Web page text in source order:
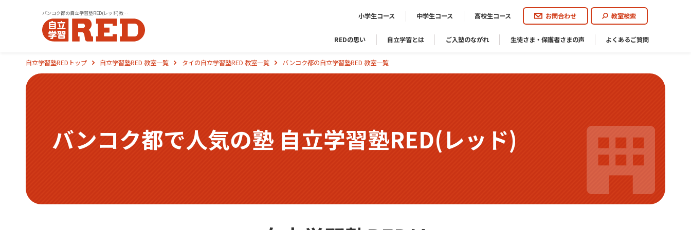
バンコク都の自立学習塾RED(レッド)教室一覧｜小学生・中学生・高校生の学習塾 小学生コース 中学生コース 高校生コース お問合わせ 教室検索
REDの思い 自立学習とは ご入塾のながれ 生徒さま・保護者さまの声 よくあるご質問
自立学習塾REDトップ 自立学習塾RED 教室一覧 タイの自立学習塾RED 教室一覧 バンコク都の自立学習塾RED 教室一覧
バンコク都で人気の塾 自立学習塾RED(レッド)